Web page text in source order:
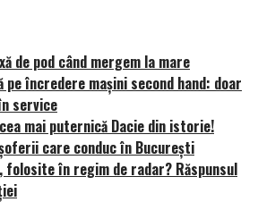
de pod când mergem la mare
pe încredere mașini second hand: doar
service
mai puternică Dacie din istorie!
care conduc în București
folosite în regim de radar? Răspunsul